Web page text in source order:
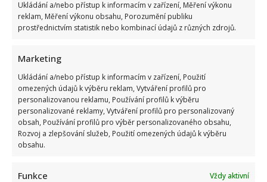
Ukládání a/nebo přístup k informacím v zařízení, Měření výkonu
reklam, Měření výkonu obsahu, Porozumění publiku
prostřednictvím statistik nebo kombinací údajů z různých zdrojů.
Marketing
Ukládání a/nebo přístup k informacím v zařízení, Použití
omezených údajů k výběru reklam, Vytváření profilů pro
personalizovanou reklamu, Používání profilů k výběru
personalizované reklamy, Vytváření profilů pro personalizovaný
obsah, Používání profilů pro výběr personalizovaného obsahu,
Rozvoj a zlepšování služeb, Použití omezených údajů k výběru
obsahu.
Funkce
Vždy aktivní